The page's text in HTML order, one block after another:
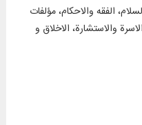
الفقه والاحكام، مؤلفات
والاستشارة، الاخلاق و